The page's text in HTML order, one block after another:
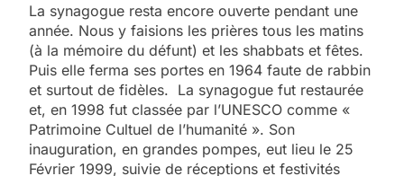
La synagogue resta encore ouverte pendant une
année. Nous y faisions les prières tous les matins
(à la mémoire du défunt) et les shabbats et fêtes.
Puis elle ferma ses portes en 1964 faute de rabbin
et surtout de fidèles. La synagogue fut restaurée
et, en 1998 fut classée par l’UNESCO comme «
Patrimoine Cultuel de l’humanité ». Son
inauguration, en grandes pompes, eut lieu le 25
Février 1999, suivie de réceptions et festivités